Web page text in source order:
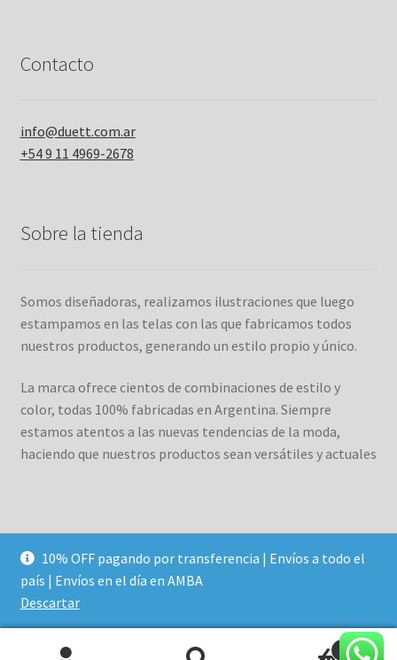
10% OFF pagando por transferencia | Envíos a todo el
país | Envíos en el día en AMBA
Descartar
Contacto
info@duett.com.ar
+54 9 11 4969-2678
Sobre la tienda
Somos diseñadoras, realizamos ilustraciones que luego
estampamos en las telas con las que fabricamos todos
nuestros productos, generando un estilo propio y único.
La marca ofrece cientos de combinaciones de estilo y
color, todas 100% fabricadas en Argentina. Siempre
estamos atentos a las nuevas tendencias de la moda,
haciendo que nuestros productos sean versátiles y actuales
© Duett 2026
Construido con WooCommerce